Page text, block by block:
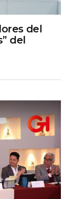
del
del